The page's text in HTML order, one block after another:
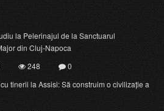
la Pelerinajul de la Sanctuarul
din Cluj-Napoca
248
0
tinerii la Assisi: Să construim o civilizație a